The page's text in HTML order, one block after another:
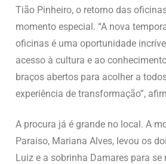
Tião Pinheiro, o retorno das
momento especial. “A nova
oficinas é uma oportunidade
acesso à cultura e ao
braços abertos para acolher a
experiência de transformação”,
A procura já é grande no local. A
Paraiso, Mariana Alves, levou os
Luiz e a sobrinha Damares para